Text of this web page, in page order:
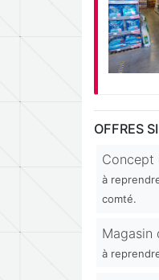
OFFRES
Concept
à
comté.
Magasin
à